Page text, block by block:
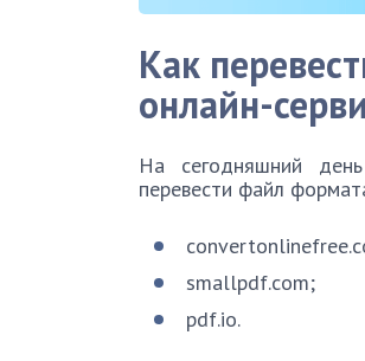
Как
онлайн-
На сегодняшний
перевести файл
smallpdf.com;
pdf.io.